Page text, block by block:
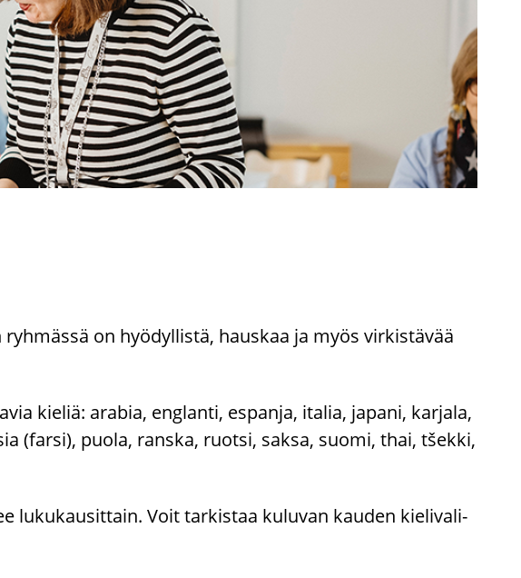
on hyö­dyl­lis­tä, haus­kaa ja myös vir­kis­tä­vää
kie­liä: ara­bia, englan­ti, es­pan­ja, ita­lia, ja­pa­ni, kar­ja­la,
(farsi), puola, rans­ka, ruot­si, saksa, suomi, thai, tšekki,
lu­ku­kausit­tain. Voit tar­kis­taa ku­lu­van kau­den kie­li­va­li­